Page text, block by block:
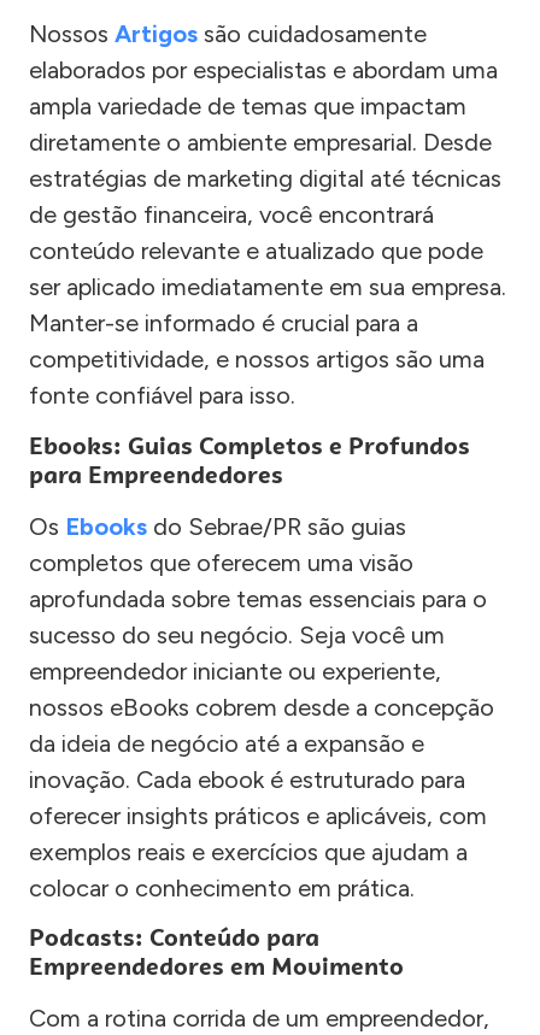
Nossos Artigos são cuidadosamente
elaborados por especialistas e abordam uma
ampla variedade de temas que impactam
diretamente o ambiente empresarial. Desde
estratégias de marketing digital até técnicas
de gestão financeira, você encontrará
conteúdo relevante e atualizado que pode
ser aplicado imediatamente em sua empresa.
Manter-se informado é crucial para a
competitividade, e nossos artigos são uma
fonte confiável para isso.
Ebooks: Guias Completos e Profundos
para Empreendedores
Os Ebooks do Sebrae/PR são guias
completos que oferecem uma visão
aprofundada sobre temas essenciais para o
sucesso do seu negócio. Seja você um
empreendedor iniciante ou experiente,
nossos eBooks cobrem desde a concepção
da ideia de negócio até a expansão e
inovação. Cada ebook é estruturado para
oferecer insights práticos e aplicáveis, com
exemplos reais e exercícios que ajudam a
colocar o conhecimento em prática.
Podcasts: Conteúdo para
Empreendedores em Movimento
Com a rotina corrida de um empreendedor,